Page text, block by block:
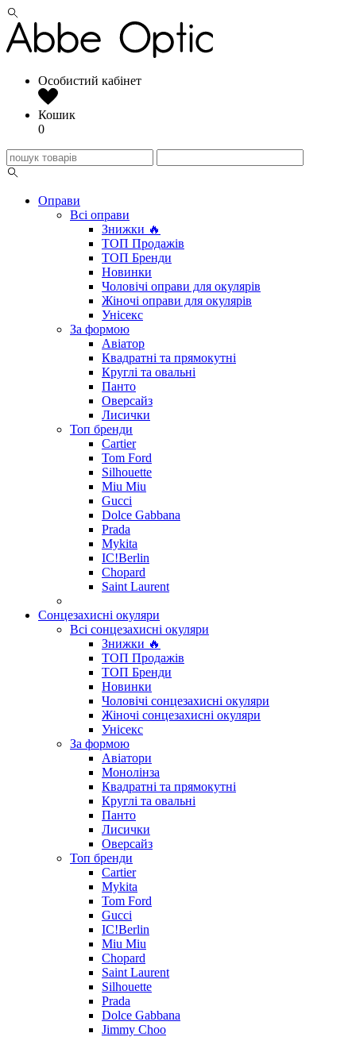
Особистий кабінет
Кошик
0
Оправи
Всі оправи
Знижки 🔥
ТОП Продажів
ТОП Бренди
Новинки
Чоловічі оправи для окулярів
Жіночі оправи для окулярів
Унісекс
За формою
Авіатор
Квадратні та прямокутні
Круглі та овальні
Панто
Оверсайз
Лисички
Топ бренди
Cartier
Tom Ford
Silhouette
Miu Miu
Gucci
Dolce Gabbana
Prada
Mykita
IC!Berlin
Chopard
Saint Laurent
Сонцезахисні окуляри
Всі сонцезахисні окуляри
Знижки 🔥
ТОП Продажів
ТОП Бренди
Новинки
Чоловічі сонцезахисні окуляри
Жіночі сонцезахисні окуляри
Унісекс
За формою
Авіатори
Монолінза
Квадратні та прямокутні
Круглі та овальні
Панто
Лисички
Оверсайз
Топ бренди
Cartier
Mykita
Tom Ford
Gucci
IC!Berlin
Miu Miu
Chopard
Saint Laurent
Silhouette
Prada
Dolce Gabbana
Jimmy Choo